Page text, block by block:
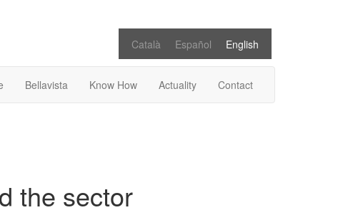
Català Español English
Bellavista Know How Actuality Contact
the sector